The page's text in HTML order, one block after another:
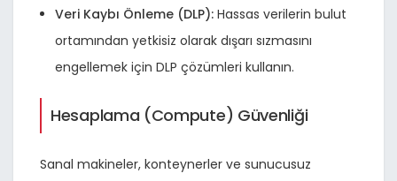
Veri Kaybı Önleme (DLP): Hassas verilerin bulut
ortamından yetkisiz olarak dışarı sızmasını
engellemek için DLP çözümleri kullanın.
Hesaplama (Compute) Güvenliği
Sanal makineler, konteynerler ve sunucusuz